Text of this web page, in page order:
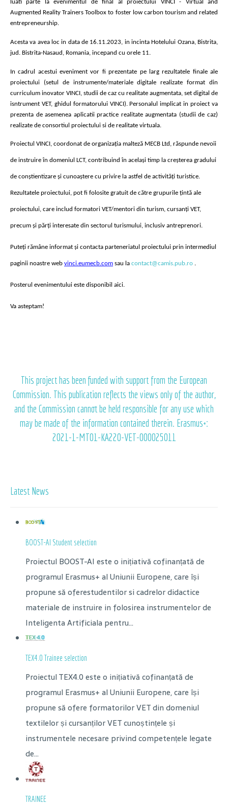
luati parte la evenimentul de final al proiectului VINCI - Virtual and
Augmented Reality Trainers Toolbox to foster low carbon tourism and related
entrepreneurship.
Acesta va avea loc in data de 16.11.2023, in incinta Hotelului Ozana, Bistrita,
jud. Bistrita-Nasaud, Romania, incepand cu orele 11.
In cadrul acestui eveniment vor fi prezentate pe larg rezultatele finale ale
proiectului (setul de instrumente/materiale digitale realizate format din
curriculum inovator VINCI, studii de caz cu realitate augmentata, set digital de
isntrument VET, ghidul formatorului VINCI). Personalul implicat in proiect va
prezenta de asemenea aplicatii practice realitate augmentata (studii de caz)
realizate de consortiul proiectului si de realitate virtuala.
Proiectul VINCI, coordonat de organizația malteză MECB Ltd, răspunde nevoii
de instruire în domeniul LCT, contribuind în același timp la creșterea gradului
de conștientizare și cunoaștere cu privire la astfel de activități turistice.
Rezultatele proiectului, pot fi folosite gratuit de către grupurile țintă ale
proiectului, care includ formatori VET/mentori din turism, cursanți VET,
precum și părți interesate din sectorul turismului, inclusiv antreprenori.
Puteți rămâne informat și contacta parteneriatul proiectului prin intermediul
paginii noastre web vinci.eumecb.com sau la contact@camis.pub.ro .
Posterul evenimentului este disponibil aici.
Va asteptam!
This project has been funded with support from the European
Commission. This publication reflects the views only of the author,
and the Commission cannot be held responsible for any use which
may be made of the information contained therein. Erasmus+:
2021-1-MT01-KA220-VET-000025011
Latest News
BOOST-AI Student selection
Proiectul BOOST-AI este o inițiativă cofinanțată de
programul Erasmus+ al Uniunii Europene, care își
propune să oferestudentilor si cadrelor didactice
materiale de instruire in folosirea instrumentelor de
Inteligenta Artificiala pentru...
TEX4.0 Trainee selection
Proiectul TEX4.0 este o inițiativă cofinanțată de
programul Erasmus+ al Uniunii Europene, care își
propune să ofere formatorilor VET din domeniul
textilelor și cursanților VET cunoștințele și
instrumentele necesare privind competențele legate
de...
TRAINEE